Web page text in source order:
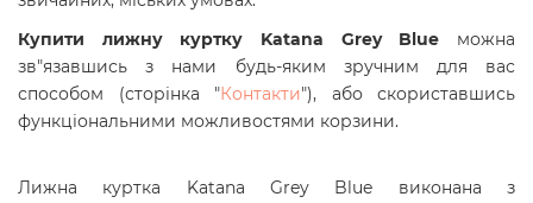
Купити лижну куртку Katana Grey Blue можна
зв"язавшись з нами будь-яким зручним для вас
способом (сторінка "Контакти"), або скориставшись
функціональними можливостями корзини.
Лижна куртка Katana Grey Blue виконана з